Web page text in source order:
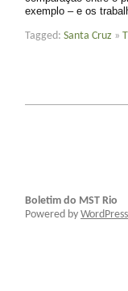
exemplo – e os
Tagged: Santa Cruz »
Boletim do MST Rio
Powered by WordPress